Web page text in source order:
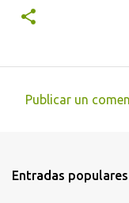
e
Publicar un
Entradas populares